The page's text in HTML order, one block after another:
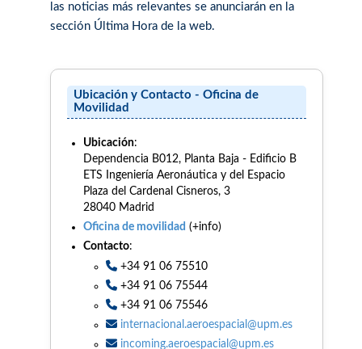
las noticias más relevantes se anunciarán en la
sección Última Hora de la web.
Ubicación y Contacto - Oficina de
Movilidad
Ubicación:
Dependencia B012, Planta Baja - Edificio B
ETS Ingeniería Aeronáutica y del Espacio
Plaza del Cardenal Cisneros, 3
28040 Madrid
Oficina de movilidad (+info)
Contacto:
+34 91 06 75510
+34 91 06 75544
+34 91 06 75546
internacional.aeroespacial@upm.es
incoming.aeroespacial@upm.es